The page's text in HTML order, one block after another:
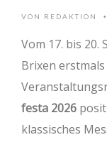
VON REDAKTION •
Vom 17. bis 20.
Brixen
festa 2026
klassisches